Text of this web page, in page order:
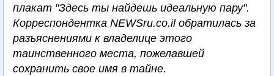
плакат "Здесь ты найдешь идеальную пару".
Корреспондентка NEWSru.co.il обратилась за
разъяснениями к владелице этого
таинственного места, пожелавшей
сохранить свое имя в тайне.